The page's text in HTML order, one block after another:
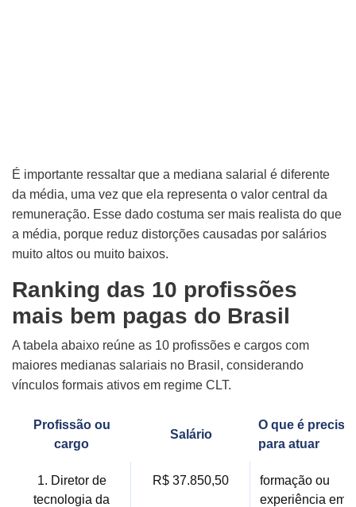
É importante ressaltar que a mediana salarial é diferente
da média, uma vez que ela representa o valor central da
remuneração. Esse dado costuma ser mais realista do que
a média, porque reduz distorções causadas por salários
muito altos ou muito baixos.
Ranking das 10 profissões
mais bem pagas do Brasil
A tabela abaixo reúne as 10 profissões e cargos com
maiores medianas salariais no Brasil, considerando
vínculos formais ativos em regime CLT.
Profissão ou
cargo
Salário
O que é preciso
para atuar
1. Diretor de
tecnologia da
R$ 37.850,50
formação ou
experiência em